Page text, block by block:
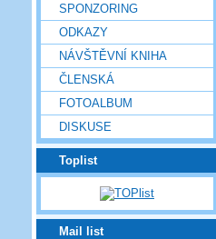
SPONZORING
ODKAZY
NÁVŠTĚVNÍ KNIHA
ČLENSKÁ
FOTOALBUM
DISKUSE
Toplist
Mail list